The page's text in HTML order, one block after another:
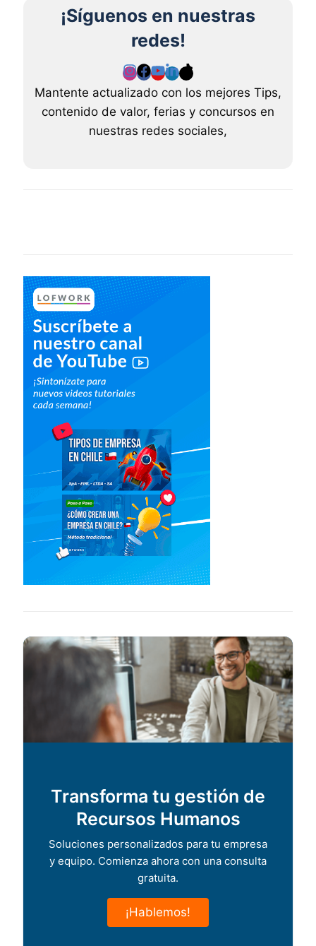
¡Síguenos en nuestras
redes!
Mantente actualizado con los mejores Tips,
contenido de valor, ferias y concursos en
nuestras redes sociales,
Transforma tu gestión de
Recursos Humanos
Soluciones personalizados para tu empresa
y equipo. Comienza ahora con una consulta
gratuita.
¡Hablemos!